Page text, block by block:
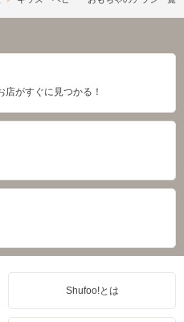
がすぐに見つかる！
Shufoo!とは